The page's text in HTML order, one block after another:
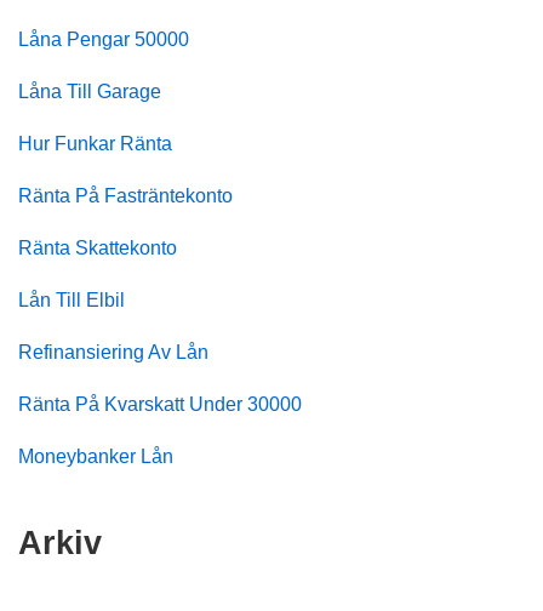
Låna Pengar 50000
Låna Till Garage
Hur Funkar Ränta
Ränta På Fasträntekonto
Ränta Skattekonto
Lån Till Elbil
Refinansiering Av Lån
Ränta På Kvarskatt Under 30000
Moneybanker Lån
Arkiv